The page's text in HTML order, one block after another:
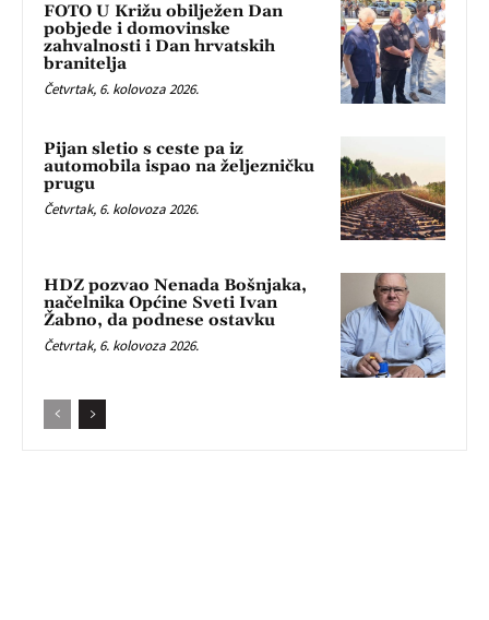
FOTO U Križu obilježen Dan
pobjede i domovinske
zahvalnosti i Dan hrvatskih
branitelja
Četvrtak, 6. kolovoza 2026.
Pijan sletio s ceste pa iz
automobila ispao na željezničku
prugu
Četvrtak, 6. kolovoza 2026.
HDZ pozvao Nenada Bošnjaka,
načelnika Općine Sveti Ivan
Žabno, da podnese ostavku
Četvrtak, 6. kolovoza 2026.